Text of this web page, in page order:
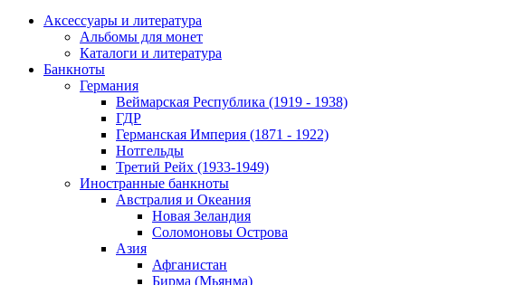
Аксессуары и литература
Альбомы для монет
Каталоги и литература
Банкноты
Германия
Веймарская Республика (1919 - 1938)
ГДР
Германская Империя (1871 - 1922)
Нотгельды
Третий Рейх (1933-1949)
Иностранные банкноты
Австралия и Океания
Новая Зеландия
Соломоновы Острова
Азия
Афганистан
Бирма (Мьянма)